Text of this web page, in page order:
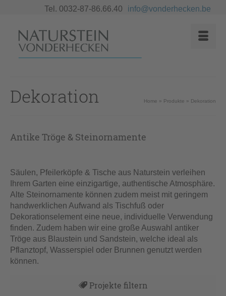
Tel. 0032-87-86.66.40 info@vonderhecken.be
Dekoration Home » Produkte » Dekoration
Antike Tröge & Steinornamente
Säulen, Pfeilerköpfe & Tische aus Naturstein verleihen
Ihrem Garten eine einzigartige, authentische Atmosphäre.
Alte Steinornamente können zudem meist mit geringem
handwerklichen Aufwand als Tischfuß oder
Dekorationselement eine neue, individuelle Verwendung
finden. Zudem haben wir eine große Auswahl antiker
Tröge aus Blaustein und Sandstein, welche ideal als
Pflanztopf, Wasserspiel oder Brunnen genutzt werden
können.
Projekte filtern